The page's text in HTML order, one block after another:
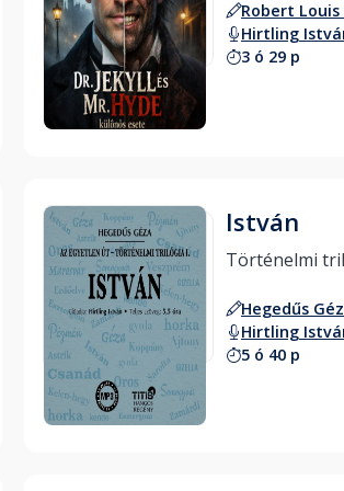
Hallgass bele
Robert
Hirtling
3 ó 29 p
Hallgass bele
István
Hegedűs
Hirtling
5 ó 40 p